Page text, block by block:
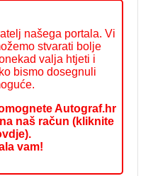
našega portala. Vi
stvarati bolje
valja htjeti i
bismo dosegnuli
Autograf.hr
naš račun (kliknite
vam!